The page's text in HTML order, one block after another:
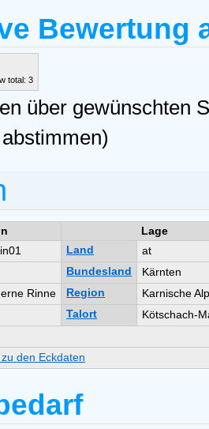
Bewertung
total: 3
über gewünschten
Lage
Land
at
Bundesland
Kärnten
Rinne Region
Karnische
Talort Kötschach-
den Eckdaten